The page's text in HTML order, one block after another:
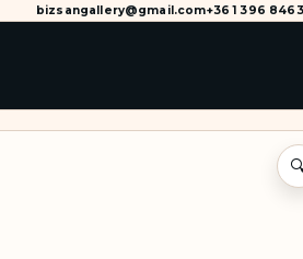
bizsangallery@gmail.com+36 1 396 8463